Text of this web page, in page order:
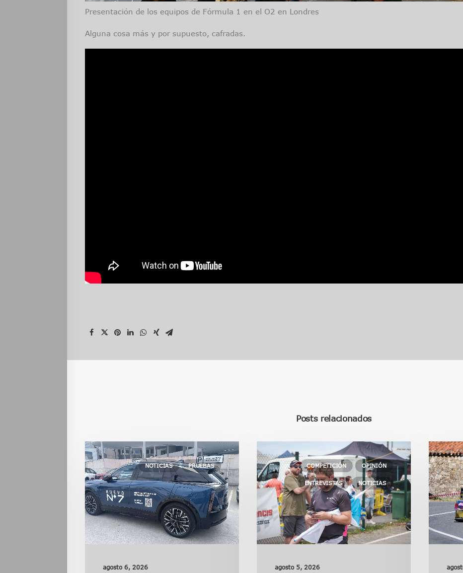
Presentación de los equipos de Fórmula 1 en el O2 en Londres
Alguna cosa más y por supuesto, cafradas.
Posts relacionados
NOTICIAS PRUEBAS
agosto 6, 2026
COMPETICIÓN OPINIÓN
ENTREVISTAS NOTICIAS
agosto 5, 2026